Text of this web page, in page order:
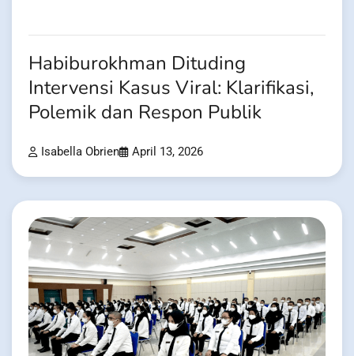
Habiburokhman Dituding
Intervensi Kasus Viral: Klarifikasi,
Polemik dan Respon Publik
Isabella Obrien April 13, 2026